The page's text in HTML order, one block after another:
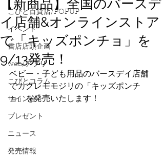
こびと百貨店/POPUP
イベント
書店店頭企画
web/アプリ
こびとコラム
サイン会
プレゼント
ニュース
発売情報
【新商品】全国のバースデ
イ店舗&オンラインストア
で「キッズポンチョ」を
9/13発売！
ベビー・子ども用品のバースデイ店舗
でカクレモモジリの「キッズポンチ
ョ」を発売いたします！